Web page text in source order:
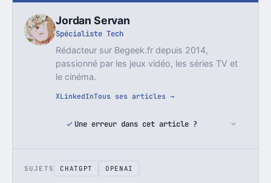
Jordan Servan
Spécialiste Tech
Rédacteur sur Begeek.fr depuis 2014,
passionné par les jeux vidéo, les séries TV et
le cinéma.
XLinkedInTous ses articles →
Une erreur dans cet article ?
SUJETS CHATGPT OPENAI